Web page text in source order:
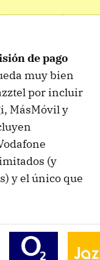
de pago
muy bien
por incluir
MásMóvil y
(y
y el único que